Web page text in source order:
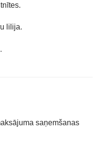
lilija.
saņemšanas